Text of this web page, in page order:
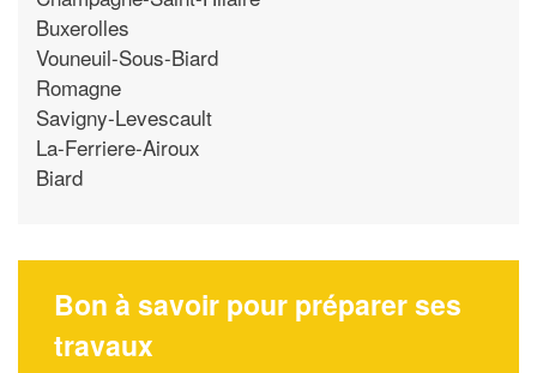
Buxerolles
Vouneuil-Sous-Biard
Romagne
Savigny-Levescault
La-Ferriere-Airoux
Biard
Bon à savoir pour préparer ses
travaux